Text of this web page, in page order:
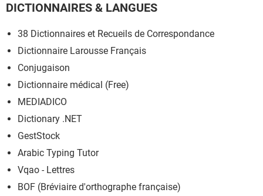
DICTIONNAIRES & LANGUES
38 Dictionnaires et Recueils de Correspondance
Dictionnaire Larousse Français
Conjugaison
Dictionnaire médical (Free)
MEDIADICO
Dictionary .NET
GestStock
Arabic Typing Tutor
Vqao - Lettres
BOF (Bréviaire d'orthographe française)